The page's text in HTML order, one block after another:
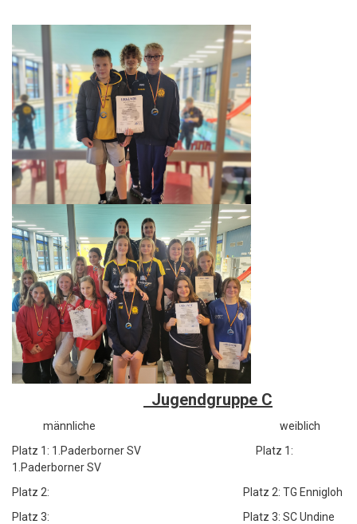
Jugendgruppe C
männliche weiblich
Platz 1: 1.Paderborner SV Platz 1:
1.Paderborner SV
Platz 2: Platz 2: TG Ennigloh
Platz 3: Platz 3: SC Undine